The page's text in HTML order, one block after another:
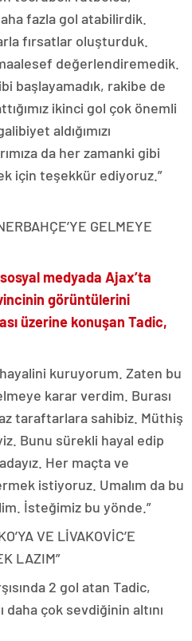
fazla gol atabilirdik.
fırsatlar oluşturduk.
değerlendiremedik.
başlayamadık, rakibe de
ikinci gol çok önemli
aldığımızı
da her zamanki gibi
için teşekkür ediyoruz.”
GELMEYE
medyada Ajax’ta
görüntülerini
üzerine konuşan Tadic,
kuruyorum. Zaten bu
karar verdim. Burası
taraftarlara sahibiz. Müthiş
Bunu sürekli hayal edip
Her maçta ve
istiyoruz. Umalım da bu
İsteğimiz bu yönde.”
VE LİVAKOVİC’E
LAZIM”
2 gol atan Tadic,
daha çok sevdiğinin altını